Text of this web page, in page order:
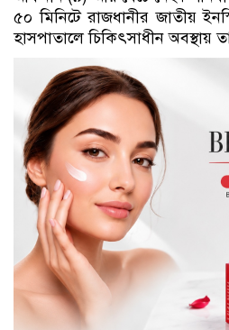
৫০ মিনিটে রাজধানীর জাতীয়
হাসপাতালে চিকিৎসাধীন অবস্থায়